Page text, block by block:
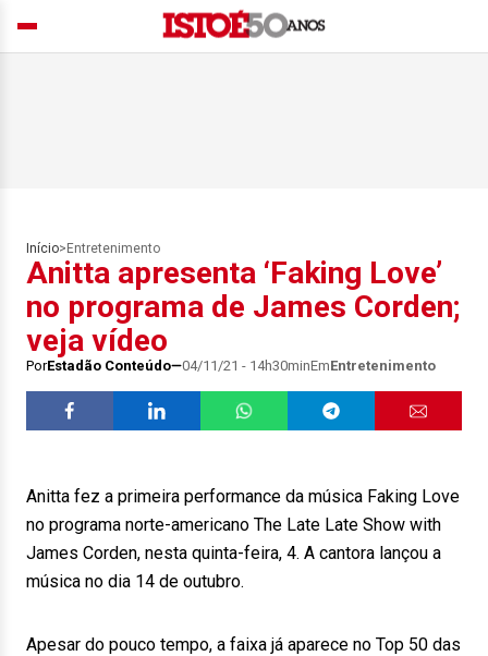
Início> Entretenimento
Anitta apresenta ‘Faking Love’
no programa de James Corden;
veja vídeo
PorEstadão Conteúdo 04/11/21 - 14h30minEmEntretenimento
Anitta fez a primeira performance da música Faking Love
no programa norte-americano The Late Late Show with
James Corden, nesta quinta-feira, 4. A cantora lançou a
música no dia 14 de outubro.
Apesar do pouco tempo, a faixa já aparece no Top 50 das